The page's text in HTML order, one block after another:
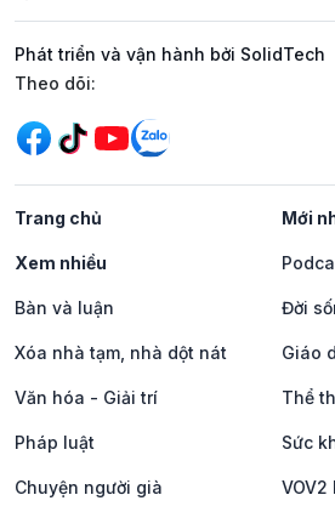
Phát triển và vận hành bởi SolidTech
Mạng xã hội
Theo dõi:
Trang chủ Mới
Xem nhiều
Bàn và luận Đời
Xóa nhà tạm, nhà dột nát Giáo
Văn hóa - Giải trí Thể
Pháp luật Sức
Chuyện người già VOV2